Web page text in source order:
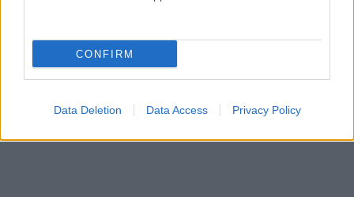
CONFIRM
Data Deletion Data Access Privacy Policy